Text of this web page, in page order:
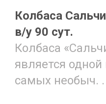
Колбаса
в/у 90 сут.
Колбаса
является одной
самых необыч. .